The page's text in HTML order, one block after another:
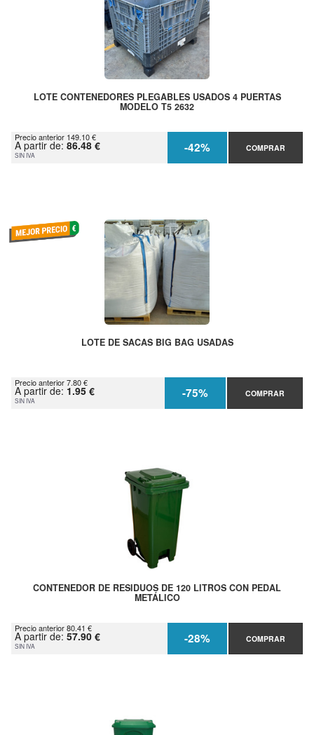
LOTE CONTENEDORES PLEGABLES USADOS 4 PUERTAS
MODELO T5 2632
Precio anterior 149.10 €
A partir de: 86.48 €
SIN IVA -42% COMPRAR
LOTE DE SACAS BIG BAG USADAS
Precio anterior 7.80 €
A partir de: 1.95 €
SIN IVA -75% COMPRAR
CONTENEDOR DE RESIDUOS DE 120 LITROS CON PEDAL
METÁLICO
Precio anterior 80.41 €
A partir de: 57.90 €
SIN IVA -28% COMPRAR